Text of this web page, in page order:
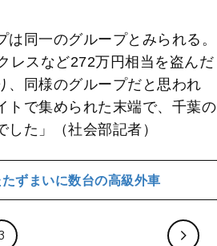
同一のグループとみられる。
レスなど272万円相当を盗んだ
、同様のグループだと思われ
トで集められた末端で、千葉の
た」（社会部記者）
ずまいに数台の高級外車